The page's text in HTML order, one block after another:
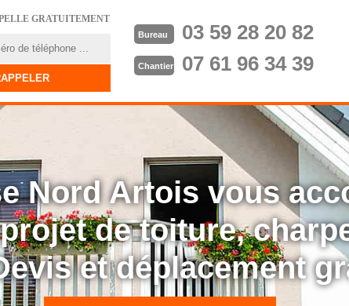
GRATUITEMENT
Bureau 03 59 28 20 82
Chantier 07 61 96 34 39
Nord Artois vous
de toiture,
et déplacement